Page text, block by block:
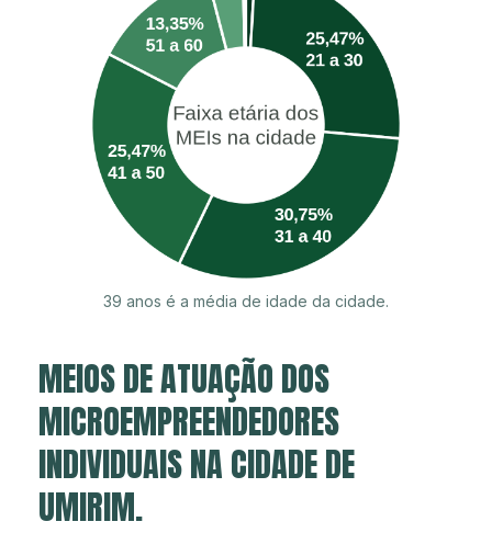
39 anos é a média de idade da cidade.
MEIOS DE ATUAÇÃO DOS
MICROEMPREENDEDORES
INDIVIDUAIS NA CIDADE DE
UMIRIM.